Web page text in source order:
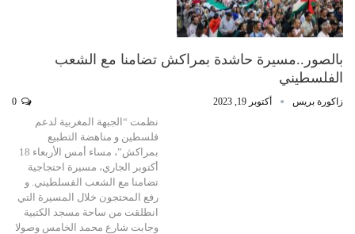
بالصور..مسيرة حاشدة بمراكش تضامنا مع الشعب
الفلسطيني
زاكورة بريس أكتوبر 19, 2023
نظمت “الجبهة المغربية لدعم
فلسطين و مناهضة التطبيع
بمراكش”، مساء أمس الأربعاء 18
أكتوبر الجاري، مسيرة احتجاجية
تضامنا مع الشعب الفسلطيني. و
رفع المحتجون خلال المسيرة التي
انطلقت من ساحة مسجد الكتبية
وجابت شارع محمد الخامس وصولا